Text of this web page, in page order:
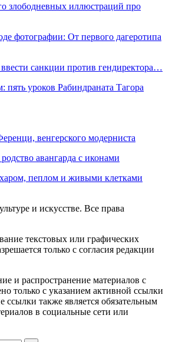
злободневных иллюстраций про
фотографии: От первого дагеротипа
санкции против гендиректора…
пять уроков Рабиндраната Тагора
венгерского модерниста
авангарда с иконами
пеплом и живыми клетками
и искусстве. Все права
текстовых или графических
только c согласия редакции
и распространение материалов с
только с указанием активной ссылки
ссылки также является обязательным
в социальные сети или